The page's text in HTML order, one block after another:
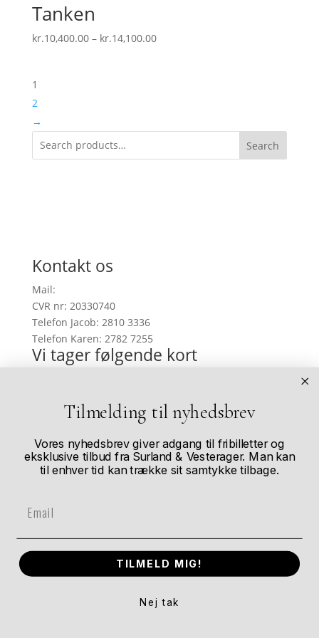
Tanken
kr.10,400.00 – kr.14,100.00Prisinterval:
1
2
→
Search
Kontakt os
Mail:
CVR nr: 20330740
Telefon Jacob: 2810 3336
Telefon Karen: 2782 7255
Vi tager følgende kort
Køb af kunstværker
I vores webshop kan du se et udvalg af de
kunstværker vi har til salg. Skulle du have forelsket
dig i et billede, som ikke er i vores webshop, så
De fleste af vores værker kan købes i flere forskellige
størrelser. Når de nærmer sig udsolgt bliver der
Tilmelding til nyhedsbrev
Vores nyhedsbrev giver adgang til fribilletter og
eksklusive tilbud fra Surland & Vesterager. Man kan
til enhver tid kan trække sit samtykke tilbage.
Email
TILMELD MIG!
Nej tak